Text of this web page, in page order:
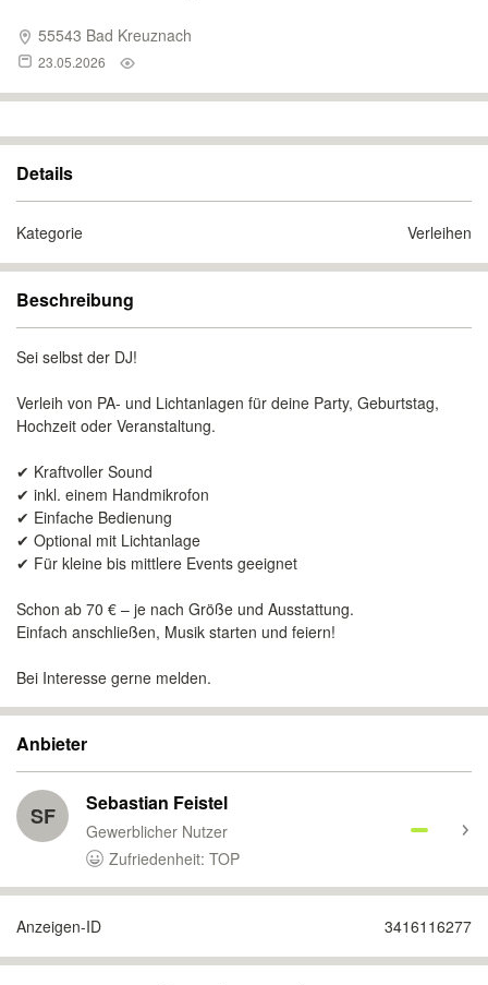
55543 Bad Kreuznach
23.05.2026
Details
Kategorie Verleihen
Beschreibung
Sei selbst der DJ!
Verleih von PA- und Lichtanlagen für deine Party, Geburtstag,
Hochzeit oder Veranstaltung.
✔ Kraftvoller Sound
✔ inkl. einem Handmikrofon
✔ Einfache Bedienung
✔ Optional mit Lichtanlage
✔ Für kleine bis mittlere Events geeignet
Schon ab 70 € – je nach Größe und Ausstattung.
Einfach anschließen, Musik starten und feiern!
Bei Interesse gerne melden.
Anbieter
SF Sebastian Feistel
Gewerblicher Nutzer
Zufriedenheit: TOP
Anzeigen-ID 3416116277